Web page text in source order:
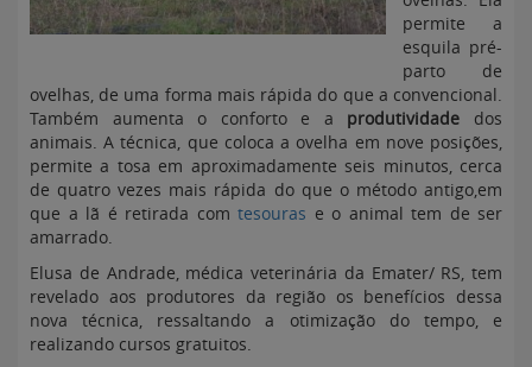
permite a
esquila pré-
parto de
ovelhas, de uma forma mais rápida do que a convencional.
Também aumenta o conforto e a produtividade dos
animais. A técnica, que coloca a ovelha em nove posições,
permite a tosa em aproximadamente seis minutos, cerca
de quatro vezes mais rápida do que o método antigo,em
que a lã é retirada com tesouras e o animal tem de ser
amarrado.
Elusa de Andrade, médica veterinária da Emater/ RS, tem
revelado aos produtores da região os benefícios dessa
nova técnica, ressaltando a otimização do tempo, e
realizando cursos gratuitos.